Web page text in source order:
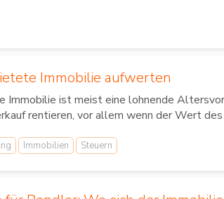
Immobilie aufwerten
Immobilie ist meist eine lohnende
rentieren, vor allem wenn der Wert des
Immobilien Steuern